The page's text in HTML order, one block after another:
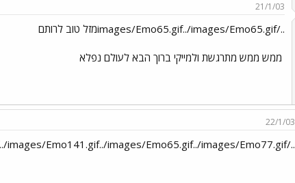
21/1/03
../images/Emo65.gif../images/Emo65.gifמזל טוב לרותם
ממש ממש מתרגשת ולמייקי ברוך הבא לעולם נפלא
22/1/03
../images/Emo49.gif../images/Emo65.gif../images/Emo145.gif../images/Emo141.gif../images/Emo65.gif../images/Emo77.gif